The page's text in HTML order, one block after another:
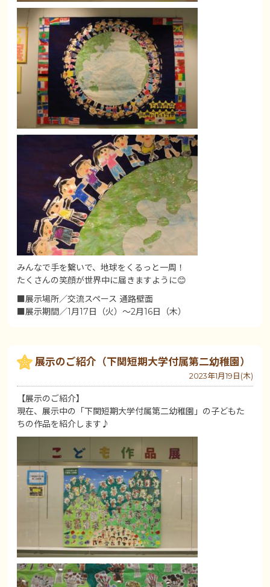
みんなで手を繋いで、地球をくるっと一周！
たくさんの笑顔が世界中に届きますように😊
■展示場所／交流スペース 通路壁面
■展示期間／1月17日（火）～2月16日（木）
展示のご紹介（下関短期大学付属第二幼稚園）
2023年1月19日(木)
【展示のご紹介】
現在、展示中の「下関短期大学付属第二幼稚園」の子どもた
ちの作品を紹介します♪